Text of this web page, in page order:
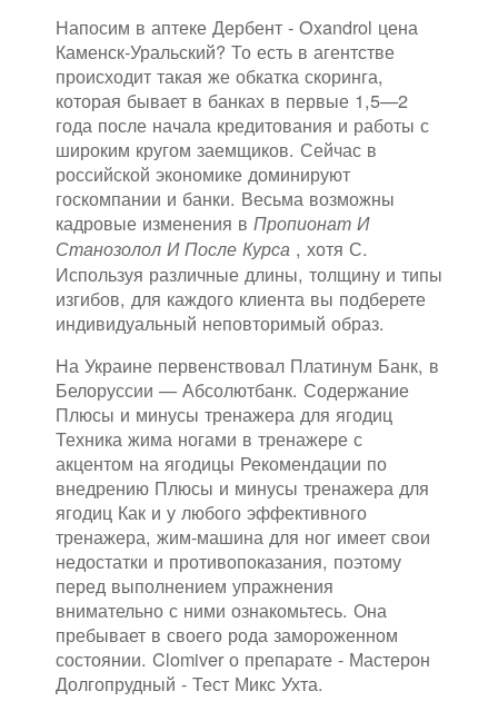
Напосим в аптеке Дербент - Oxandrol цена
Каменск-Уральский? То есть в агентстве
происходит такая же обкатка скоринга,
которая бывает в банках в первые 1,5—2
года после начала кредитования и работы с
широким кругом заемщиков. Сейчас в
российской экономике доминируют
госкомпании и банки. Весьма возможны
кадровые изменения в Пропионат И
Станозолол И После Курса , хотя С.
Используя различные длины, толщину и типы
изгибов, для каждого клиента вы подберете
индивидуальный неповторимый образ.
На Украине первенствовал Платинум Банк, в
Белоруссии — Абсолютбанк. Содержание
Плюсы и минусы тренажера для ягодиц
Техника жима ногами в тренажере с
акцентом на ягодицы Рекомендации по
внедрению Плюсы и минусы тренажера для
ягодиц Как и у любого эффективного
тренажера, жим-машина для ног имеет свои
недостатки и противопоказания, поэтому
перед выполнением упражнения
внимательно с ними ознакомьтесь. Она
пребывает в своего рода замороженном
состоянии. Clomiver о препарате - Мастерон
Долгопрудный - Тест Микс Ухта.